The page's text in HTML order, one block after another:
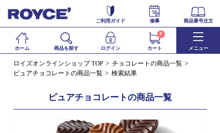
ご利用ガイド 催事 商品番号注文
ホーム 商品を探す ログイン カート
0
メニュー
ロイズオンラインショップ TOP
チョコレートの商品一覧
ピュアチョコレートの商品一覧
検索結果
ピュアチョコレートの商品一覧